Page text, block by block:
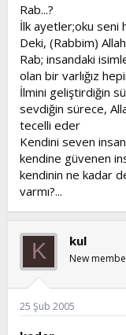
Rab...?
İlk ayetler;oku seni
Deki, (Rabbim) Allah
Rab; insandaki
olan bir varlığız
İlmini geliştirdiğin
sevdiğin sürece,
tecelli eder
Kendini seven
kendine güvenen
kendinin ne kadar
varmı?...
K kul
New
25 Şub 2005